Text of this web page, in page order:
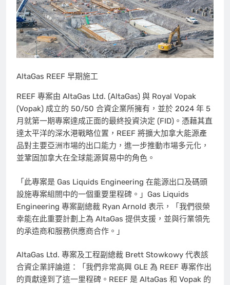
AltaGas REEF 早期施工
REEF 專案由 AltaGas Ltd. (AltaGas) 與 Royal Vopak
(Vopak) 成立的 50/50 合資企業所擁有，並於 2024 年 5
月就第一期專案達成正面的最終投資決定 (FID)。憑藉其直
達太平洋的深水港戰略位置，REEF 將擴大加拿大能源產
品對主要亞洲市場的出口能力，進一步推動市場多元化，
並鞏固加拿大在全球能源貿易中的角色。
「此專案是 Gas Liquids Engineering 在能源出口及碼頭
設施專案組閤中的一個重要里程碑。」Gas Liquids
Engineering 專案副總裁 Ryan Arnold 表示，「我們很榮
幸能在此重要計劃上為 AltaGas 提供支援，並與行業領先
的承造商和服務供應商合作。」
AltaGas Ltd. 專案及工程副總裁 Brett Stowkowy 代表該
合資企業評論道：「我們非常高興 GLE 為 REEF 專案作出
的貢獻達到了這一里程碑。REEF 是 AltaGas 和 Vopak 的